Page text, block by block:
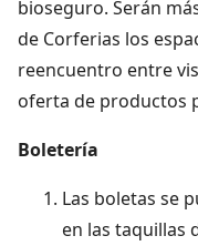
bioseguro. Serán
de Corferias los
reencuentro entre
oferta de productos
Boletería
Las boletas se
en las taquillas